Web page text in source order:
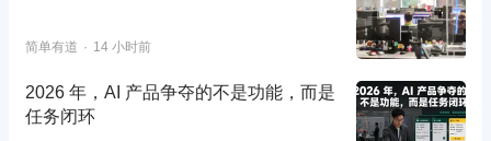
简单有道 14 小时前
2026 年，AI 产品争夺的不是功能，而是
任务闭环